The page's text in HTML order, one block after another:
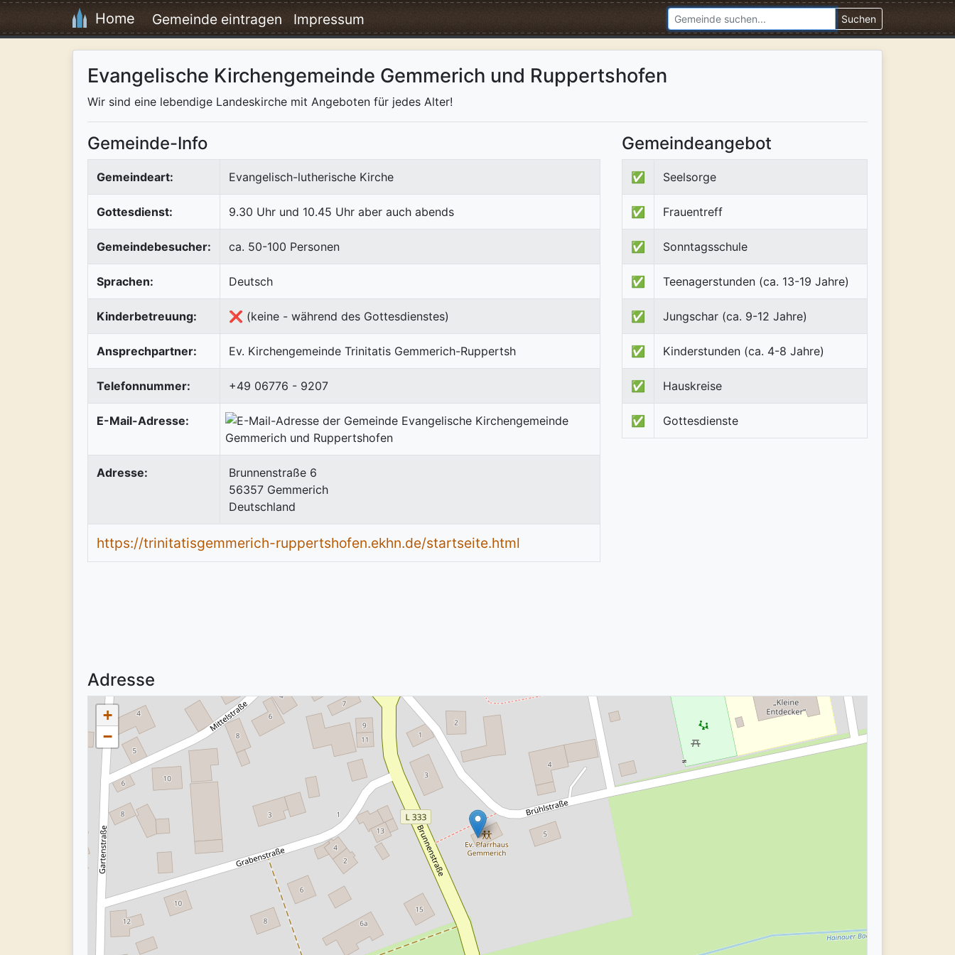
Home Gemeinde eintragen Impressum Suchen
Evangelische Kirchengemeinde Gemmerich und Ruppertshofen
Wir sind eine lebendige Landeskirche mit Angeboten für jedes Alter!
Gemeinde-Info
Gemeindeart: Evangelisch-lutherische Kirche
Gottesdienst: 9.30 Uhr und 10.45 Uhr aber auch abends
Gemeindebesucher: ca. 50-100 Personen
Sprachen: Deutsch
Kinderbetreuung: ❌ (keine - während des Gottesdienstes)
Ansprechpartner: Ev. Kirchengemeinde Trinitatis Gemmerich-Ruppertsh
Telefonnummer: +49 06776 - 9207
E-Mail-Adresse:
Adresse:
Brunnenstraße 6
56357 Gemmerich
Deutschland
https://trinitatisgemmerich-ruppertshofen.ekhn.de/startseite.html
Gemeindeangebot
✅ Seelsorge
✅ Frauentreff
✅ Sonntagsschule
✅ Teenagerstunden (ca. 13-19 Jahre)
✅ Jungschar (ca. 9-12 Jahre)
✅ Kinderstunden (ca. 4-8 Jahre)
✅ Hauskreise
✅ Gottesdienste
Adresse
+
−